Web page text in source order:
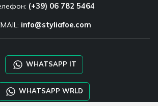
(+39) 06 782 5464
info@styliafoe.com
WHATSAPP IT
WHATSAPP WRLD